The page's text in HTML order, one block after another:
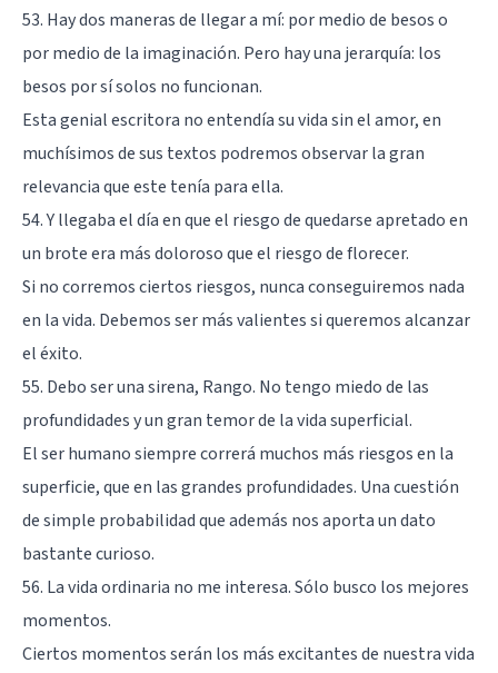
53. Hay dos maneras de llegar a mí: por medio de besos o
por medio de la imaginación. Pero hay una jerarquía: los
besos por sí solos no funcionan.
Esta genial escritora no entendía su vida sin el amor, en
muchísimos de sus textos podremos observar la gran
relevancia que este tenía para ella.
54. Y llegaba el día en que el riesgo de quedarse apretado en
un brote era más doloroso que el riesgo de florecer.
Si no corremos ciertos riesgos, nunca conseguiremos nada
en la vida. Debemos ser más valientes si queremos alcanzar
el éxito.
55. Debo ser una sirena, Rango. No tengo miedo de las
profundidades y un gran temor de la vida superficial.
El ser humano siempre correrá muchos más riesgos en la
superficie, que en las grandes profundidades. Una cuestión
de simple probabilidad que además nos aporta un dato
bastante curioso.
56. La vida ordinaria no me interesa. Sólo busco los mejores
momentos.
Ciertos momentos serán los más excitantes de nuestra vida